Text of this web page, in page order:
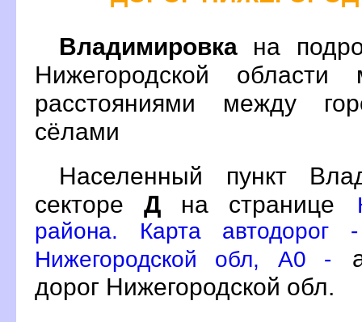
ладимировка на
Нижегородской
расстояниями между
сёлами
Населенный пункт
секторе Д на странице
района. Карта автодорог
Нижегородской обл, A0 -
дорог Нижегородской обл.